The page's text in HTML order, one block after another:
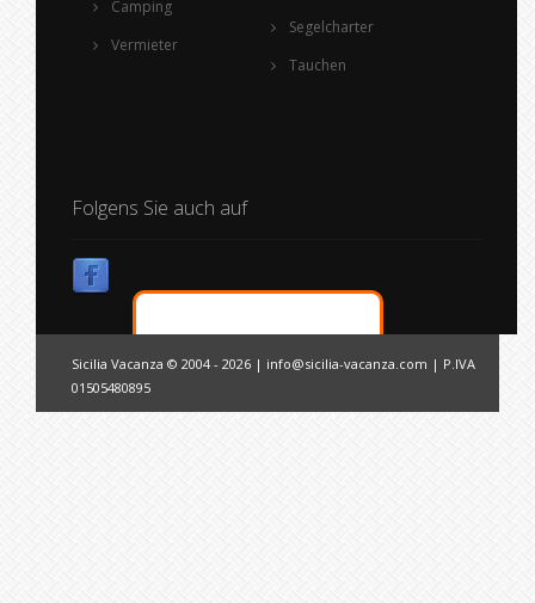
Camping
Vermieter
Segelcharter
Tauchen
Folgens Sie auch auf
Sicilia Vacanza © 2004 - 2026 | info@sicilia-vacanza.com | P.IVA
01505480895